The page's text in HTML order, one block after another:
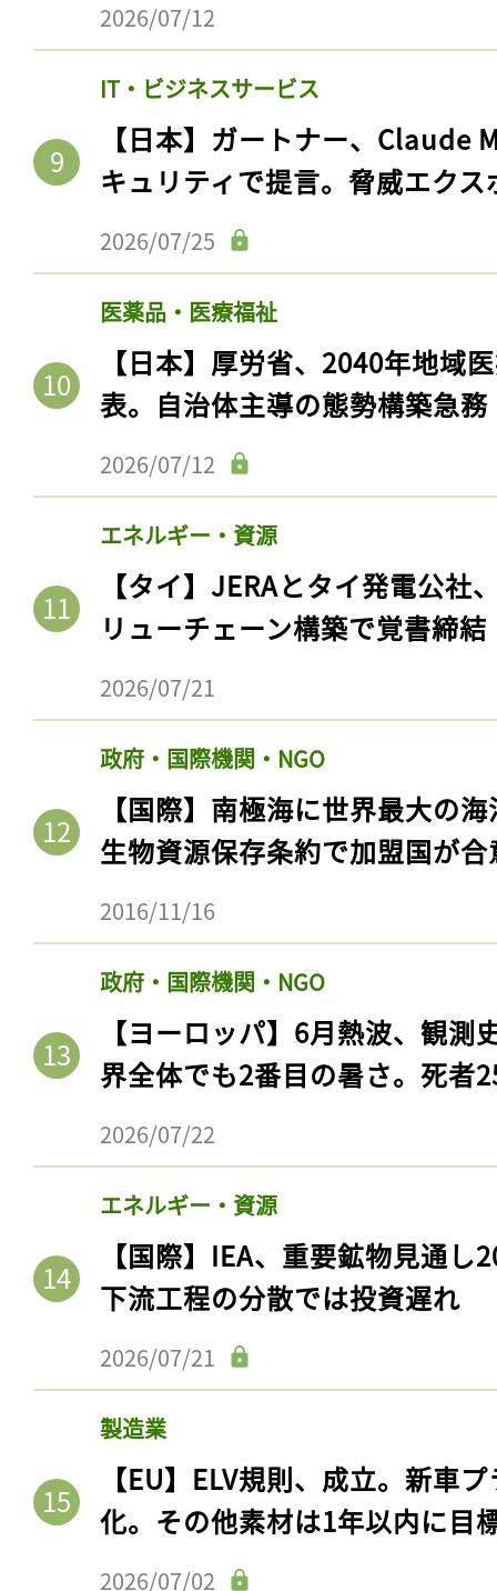
2026/07/12
IT・ビジネスサービス
【日本】ガートナー、Claude
キュリティで提言。脅威エク
2026/07/25
医薬品・医療福祉
【日本】厚労省、2040年地域
表。自治体主導の態勢構築急務
2026/07/12
エネルギー・資源
【タイ】JERAとタイ発電公社
リューチェーン構築で覚書締結
2026/07/21
政府・国際機関・NGO
【国際】南極海に世界最大の
生物資源保存条約で加盟国が合
2016/11/16
政府・国際機関・NGO
【ヨーロッパ】6月熱波、観
界全体でも2番目の暑さ。死者
2026/07/22
エネルギー・資源
【国際】IEA、重要鉱物見通
下流工程の分散では投資遅れ
2026/07/21
製造業
【EU】ELV規則、成立。新車
化。その他素材は1年以内に目
2026/07/02